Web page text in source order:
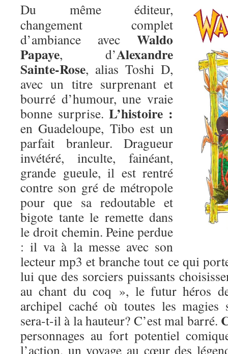
Du même éditeur,
changement complet
d’ambiance avec Waldo
Papaye, d’Alexandre
Sainte-Rose, alias Toshi D,
avec un titre surprenant et
bourré d’humour, une vraie
bonne surprise.L’histoire :
en Guadeloupe, Tibo est un
parfait branleur. Dragueur
invétéré, inculte, fainéant,
grande gueule, il est rentré
contre son gré de métropole
pour que sa redoutable et
bigote tante le remette dans
le droit chemin. Peine perdue
: il va à la messe avec son
lecteur mp3 et branche tout ce qui
lui que des sorciers puissants
au chant du coq », le futur héros
archipel caché où toutes les
sera-t-il à la hauteur? C’est mal barré.
personnages au fort potentiel
l’action, un voyage au cœur des